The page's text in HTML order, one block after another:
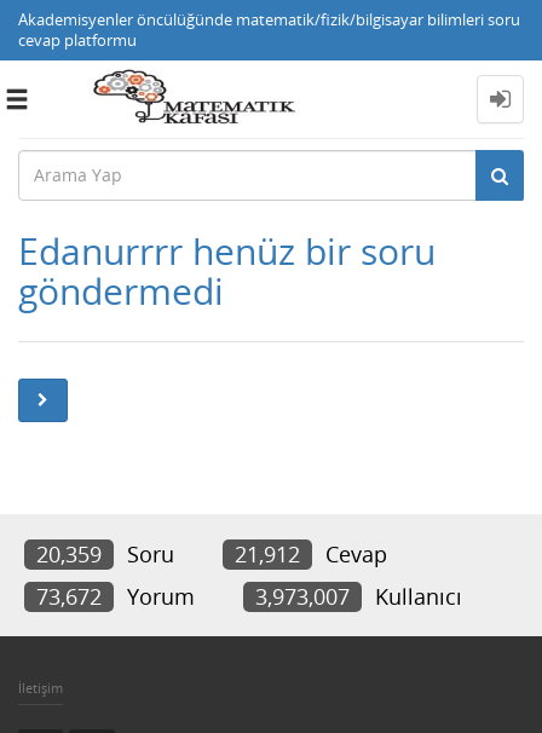
Akademisyenler öncülüğünde matematik/fizik/bilgisayar bilimleri soru
cevap platformu
Toggle
Edanurrrr henüz bir soru
göndermedi
20,359 Soru 21,912
Cevap
73,672
Yorum 3,973,007 Kullanıcı
İletişim